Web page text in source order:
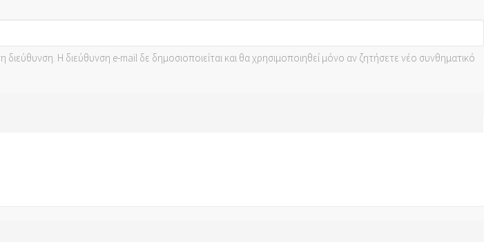
Η διεύθυνση e-mail δε δημοσιοποιείται και θα χρησιμοποιηθεί μόνο αν ζητήσετε νέο συνθηματικό